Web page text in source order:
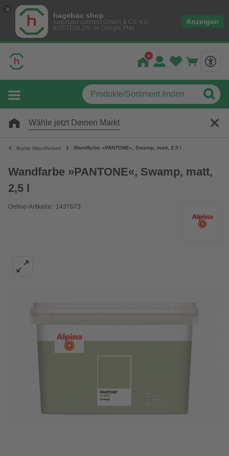
hagebau shop
hagebau connect GmbH & Co. KG
KOSTENLOS- In Google Play
Anzeigen
Wähle jetzt Deinen Markt
Bunte Wandfarben Wandfarbe »PANTONE«, Swamp, matt, 2,5 l
Wandfarbe »PANTONE«, Swamp, matt,
2,5 l
Online-Artikelnr.: 1437673